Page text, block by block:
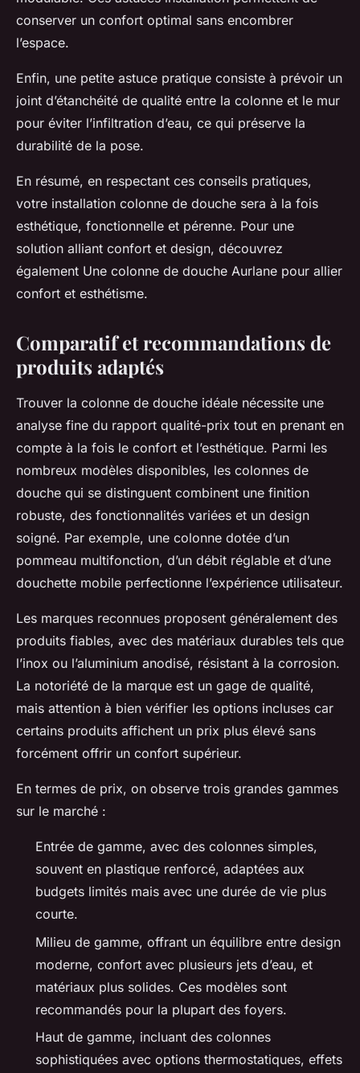
conserver un confort optimal sans encombrer
l’espace.
Enfin, une petite astuce pratique consiste à prévoir un
joint d’étanchéité de qualité entre la colonne et le mur
pour éviter l’infiltration d’eau, ce qui préserve la
durabilité de la pose.
En résumé, en respectant ces conseils pratiques,
votre installation colonne de douche sera à la fois
esthétique, fonctionnelle et pérenne. Pour une
solution alliant confort et design, découvrez
également Une colonne de douche Aurlane pour allier
confort et esthétisme.
Comparatif et recommandations de
produits adaptés
Trouver la colonne de douche idéale nécessite une
analyse fine du rapport qualité-prix tout en prenant en
compte à la fois le confort et l’esthétique. Parmi les
nombreux modèles disponibles, les colonnes de
douche qui se distinguent combinent une finition
robuste, des fonctionnalités variées et un design
soigné. Par exemple, une colonne dotée d’un
pommeau multifonction, d’un débit réglable et d’une
douchette mobile perfectionne l’expérience utilisateur.
Les marques reconnues proposent généralement des
produits fiables, avec des matériaux durables tels que
l’inox ou l’aluminium anodisé, résistant à la corrosion.
La notoriété de la marque est un gage de qualité,
mais attention à bien vérifier les options incluses car
certains produits affichent un prix plus élevé sans
forcément offrir un confort supérieur.
En termes de prix, on observe trois grandes gammes
sur le marché :
Entrée de gamme, avec des colonnes simples,
souvent en plastique renforcé, adaptées aux
budgets limités mais avec une durée de vie plus
courte.
Milieu de gamme, offrant un équilibre entre design
moderne, confort avec plusieurs jets d’eau, et
matériaux plus solides. Ces modèles sont
recommandés pour la plupart des foyers.
Haut de gamme, incluant des colonnes
sophistiquées avec options thermostatiques, effets